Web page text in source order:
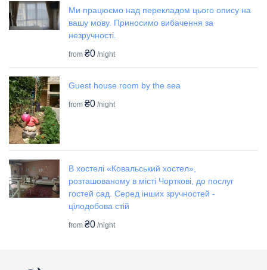
Ми працюємо над перекладом цього опису на
вашу мову. Приносимо вибачення за
незручності.
from ₴0 /night
Guest house room by the sea
from ₴0 /night
В хостелі «Ковальський хостел»,
розташованому в місті Чорткові, до послуг
гостей сад. Серед інших зручностей -
цілодобова стій
from ₴0 /night